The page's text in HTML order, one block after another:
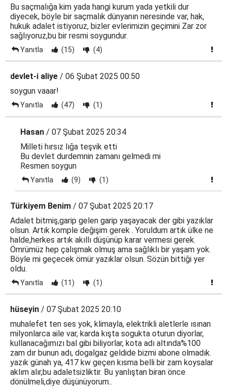
Bu saçmalığa kim yada hangi kurum yada yetkili dur
diyecek, böyle bir saçmalık dünyanın neresinde var, hak,
hukuk adalet istiyoruz, bizler evlerimizin geçimini Zar zor
sağlıyoruz,bu bir resmi soygundur.
Yanıtla (15) (4)
devlet-i aliye / 06 Şubat 2025 00:50
soygun vaaar!
Yanıtla (47) (1)
Hasan / 07 Şubat 2025 20:34
Milleti hırsız lığa teşvik etti
Bu devlet durdemnin zamanı gelmedi mi
Resmen soygun
Yanıtla (9) (1)
Türkiyem Benim / 07 Şubat 2025 20:17
Adalet bitmiş,garip gelen garip yaşayacak der gibi yazıklar
olsun. Artık komple değişim gerek . Yoruldum artık ülke ne
halde,herkes artık akıllı düşünüp karar vermesi gerek.
Ömrümüz hep çalışmak olmuş ama sağlıklı bir yaşam yok.
Böyle mi geçecek ömür yazıklar olsun. Sözün bittiği yer
oldu.
Yanıtla (11) (1)
hüseyin / 07 Şubat 2025 20:10
muhalefet ten ses yok, klimayla, elektrikli aletlerle ısınan
milyonlarca aile var, karda kışta sogukta oturun diyorlar,
kullanacağımızı bal gibi biliyorlar, kota adı altında%100
zam dır bunun adı, dogalgaz geldide bizmi abone olmadık.
yazık günah ya, 417 kw geçen kısma belli bir zam koysalar
aklım alır,bu adaletsizliktir. Bu yanlıştan biran önce
dönülmeli,diye düşünüyorum..